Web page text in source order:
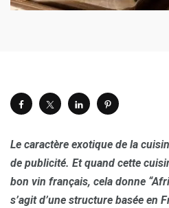
Le caractère exotique de la
de publicité. Et quand cette
bon vin français, cela donne
s’agit d’une structure basée en